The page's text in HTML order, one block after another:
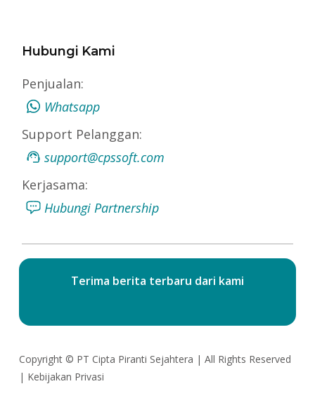
Hubungi Kami
Penjualan:
Whatsapp
Support Pelanggan:
support@cpssoft.com
Kerjasama:
Hubungi Partnership
Terima berita terbaru dari kami
Copyright © PT Cipta Piranti Sejahtera | All Rights Reserved
| Kebijakan Privasi